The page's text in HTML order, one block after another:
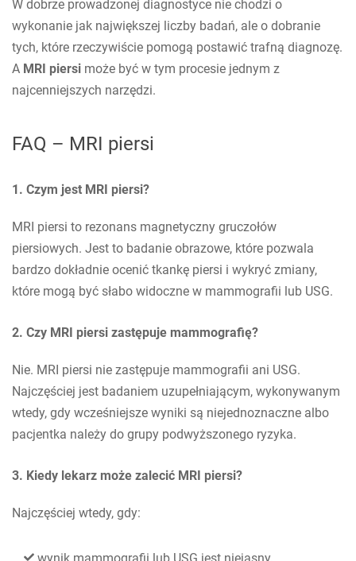
W dobrze prowadzonej diagnostyce nie chodzi o
wykonanie jak największej liczby badań, ale o dobranie
tych, które rzeczywiście pomogą postawić trafną diagnozę.
A MRI piersi może być w tym procesie jednym z
najcenniejszych narzędzi.
FAQ – MRI piersi
1. Czym jest MRI piersi?
MRI piersi to rezonans magnetyczny gruczołów
piersiowych. Jest to badanie obrazowe, które pozwala
bardzo dokładnie ocenić tkankę piersi i wykryć zmiany,
które mogą być słabo widoczne w mammografii lub USG.
2. Czy MRI piersi zastępuje mammografię?
Nie. MRI piersi nie zastępuje mammografii ani USG.
Najczęściej jest badaniem uzupełniającym, wykonywanym
wtedy, gdy wcześniejsze wyniki są niejednoznaczne albo
pacjentka należy do grupy podwyższonego ryzyka.
3. Kiedy lekarz może zalecić MRI piersi?
Najczęściej wtedy, gdy: